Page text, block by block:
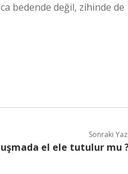
bedende değil, zihinde de
Sonraki
el ele tutulur mu